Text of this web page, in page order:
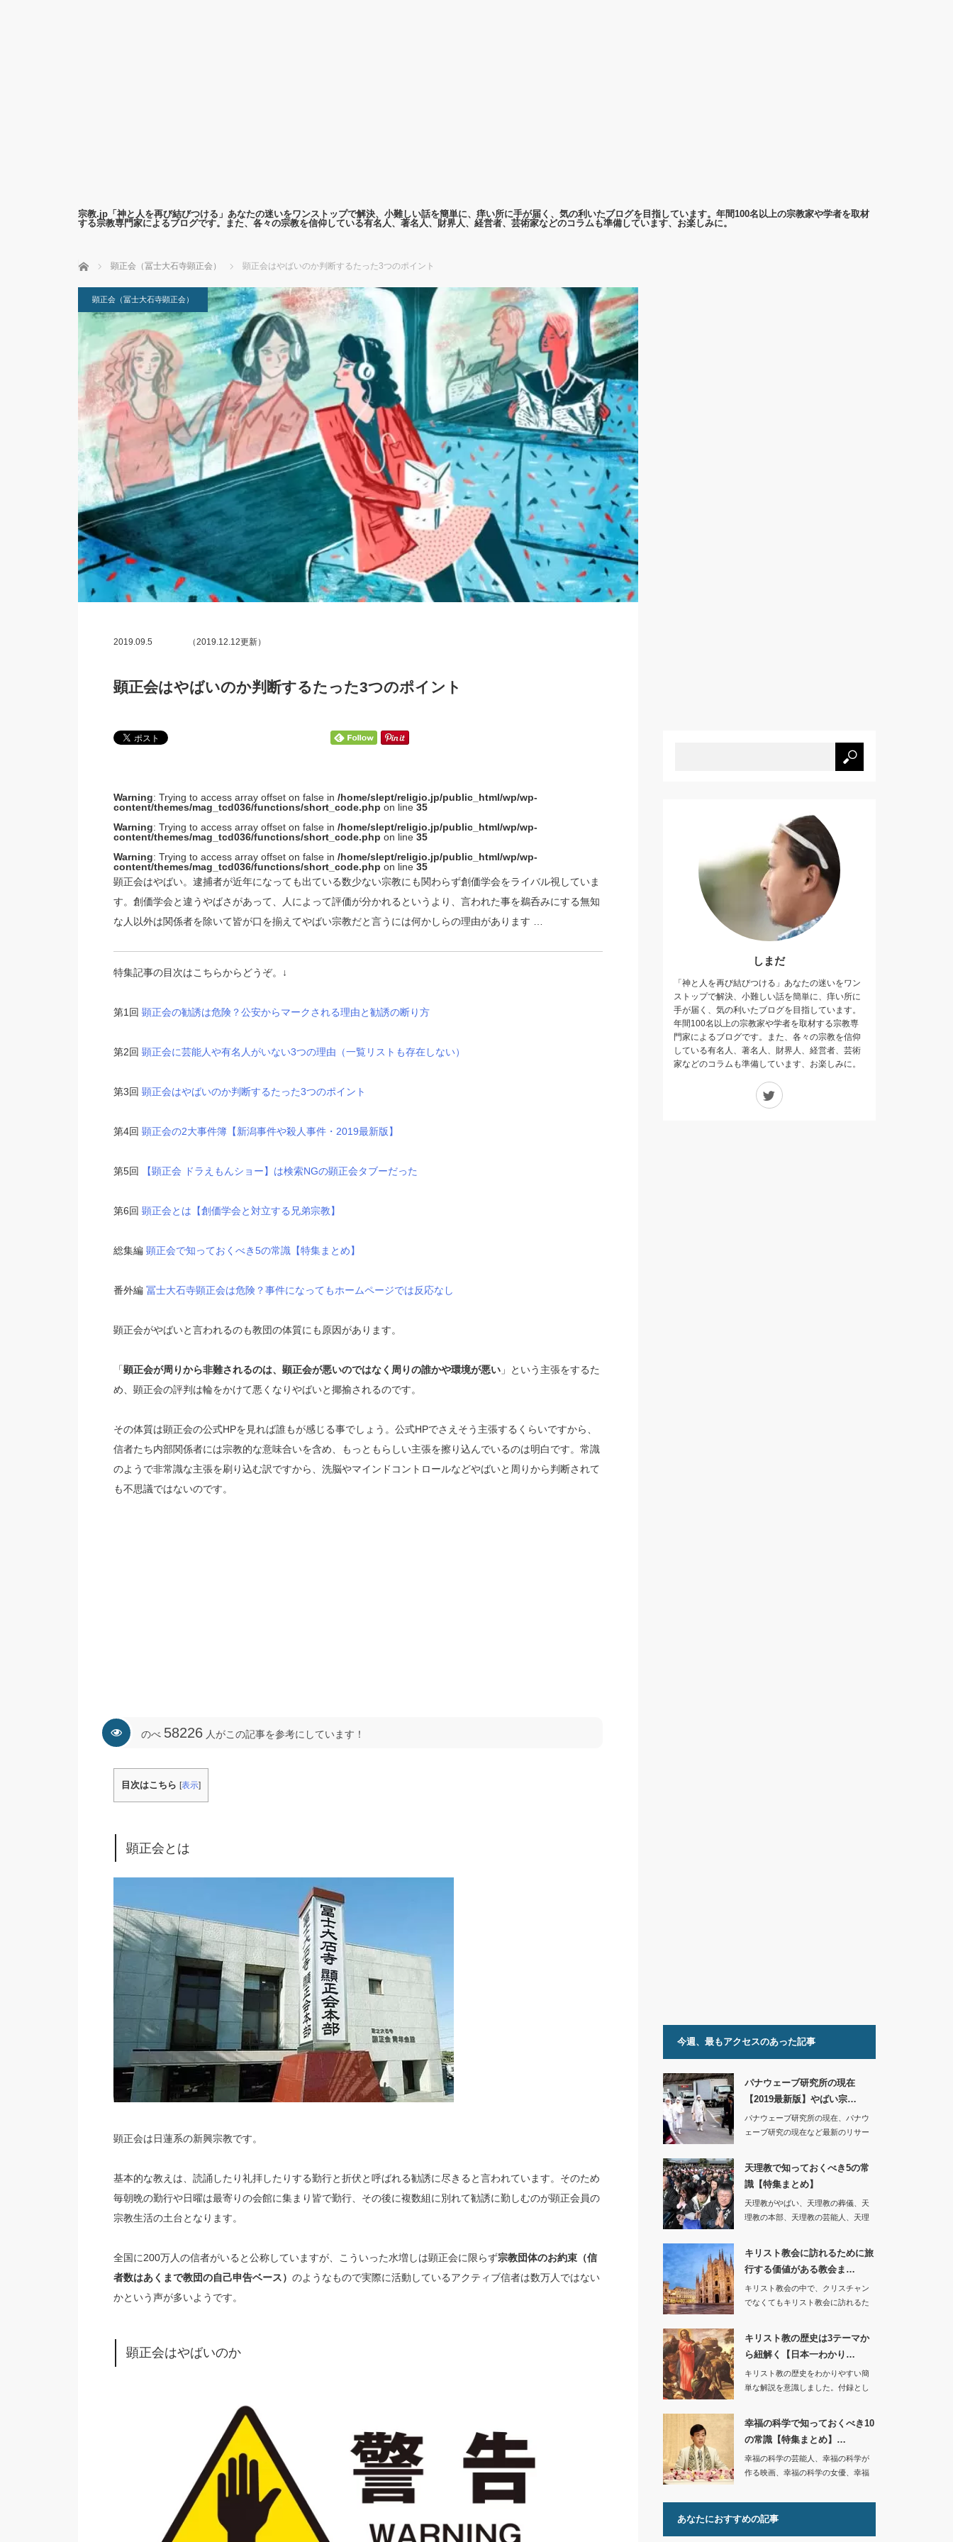
宗教.jp「神と人を再び結びつける」あなたの迷いをワンストップで解決、小難しい話を簡単に、痒い所に手が届く、気の利いたブログを目指しています。年間100名以上の宗教家や学者を取材
する宗教専門家によるブログです。また、各々の宗教を信仰している有名人、著名人、財界人、経営者、芸術家などのコラムも準備しています、お楽しみに。
ホーム 顕正会（冨士大石寺顕正会） 顕正会はやばいのか判断するたった3つのポイント
顕正会（冨士大石寺顕正会）
2019.09.5 （2019.12.12更新）
顕正会はやばいのか判断するたった3つのポイント
Warning: Trying to access array offset on false in /home/slept/religio.jp/public_html/wp/wp-
content/themes/mag_tcd036/functions/short_code.php on line 35
Warning: Trying to access array offset on false in /home/slept/religio.jp/public_html/wp/wp-
content/themes/mag_tcd036/functions/short_code.php on line 35
Warning: Trying to access array offset on false in /home/slept/religio.jp/public_html/wp/wp-
content/themes/mag_tcd036/functions/short_code.php on line 35
顕正会はやばい。逮捕者が近年になっても出ている数少ない宗教にも関わらず創価学会をライバル視していま
す。創価学会と違うやばさがあって、人によって評価が分かれるというより、言われた事を鵜呑みにする無知
な人以外は関係者を除いて皆が口を揃えてやばい宗教だと言うには何かしらの理由があります …
特集記事の目次はこちらからどうぞ。↓
第1回 顕正会の勧誘は危険？公安からマークされる理由と勧誘の断り方
第2回 顕正会に芸能人や有名人がいない3つの理由（一覧リストも存在しない）
第3回 顕正会はやばいのか判断するたった3つのポイント
第4回 顕正会の2大事件簿【新潟事件や殺人事件・2019最新版】
第5回 【顕正会 ドラえもんショー】は検索NGの顕正会タブーだった
第6回 顕正会とは【創価学会と対立する兄弟宗教】
総集編 顕正会で知っておくべき5の常識【特集まとめ】
番外編 冨士大石寺顕正会は危険？事件になってもホームページでは反応なし
顕正会がやばいと言われるのも教団の体質にも原因があります。
「顕正会が周りから非難されるのは、顕正会が悪いのではなく周りの誰かや環境が悪い」という主張をするた
め、顕正会の評判は輪をかけて悪くなりやばいと揶揄されるのです。
その体質は顕正会の公式HPを見れば誰もが感じる事でしょう。公式HPでさえそう主張するくらいですから、
信者たち内部関係者には宗教的な意味合いを含め、もっともらしい主張を擦り込んでいるのは明白です。常識
のようで非常識な主張を刷り込む訳ですから、洗脳やマインドコントロールなどやばいと周りから判断されて
も不思議ではないのです。
のべ 58226人がこの記事を参考にしています！
目次はこちら [表示]
顕正会とは
顕正会は日蓮系の新興宗教です。
基本的な教えは、読誦したり礼拝したりする勤行と折伏と呼ばれる勧誘に尽きると言われています。そのため
毎朝晩の勤行や日曜は最寄りの会館に集まり皆で勤行、その後に複数組に別れて勧誘に勤しむのが顕正会員の
宗教生活の土台となります。
全国に200万人の信者がいると公称していますが、こういった水増しは顕正会に限らず宗教団体のお約束（信
者数はあくまで教団の自己申告ベース） のようなもので実際に活動しているアクティブ信者は数万人ではない
かという声が多いようです。
顕正会はやばいのか
しまだ
「神と人を再び結びつける」あなたの迷いをワン
ストップで解決、小難しい話を簡単に、痒い所に
手が届く、気の利いたブログを目指しています。
年間100名以上の宗教家や学者を取材する宗教専
門家によるブログです。また、各々の宗教を信仰
している有名人、著名人、財界人、経営者、芸術
家などのコラムも準備しています、お楽しみに。
今週、最もアクセスのあった記事
パナウェーブ研究所の現在
【2019最新版】やばい宗…
パナウェーブ研究所の現在、パナウ
ェーブ研究の現在など最新のリサー
天理教で知っておくべき5の常
識【特集まとめ】
天理教がやばい、天理教の葬儀、天
理教の本部、天理教の芸能人、天理
キリスト教会に訪れるために旅
行する価値がある教会ま…
キリスト教会の中で、クリスチャン
でなくてもキリスト教会に訪れるた
キリスト教の歴史は3テーマか
ら紐解く【日本一わかり…
キリスト教の歴史をわかりやすい簡
単な解説を意識しました。付録とし
幸福の科学で知っておくべき10
の常識【特集まとめ】…
幸福の科学の芸能人、幸福の科学が
作る映画、幸福の科学の女優、幸福
あなたにおすすめの記事